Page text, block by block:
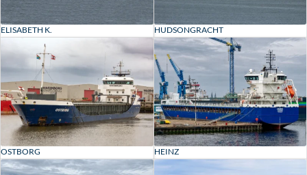
ELISABETH K. HUDSONGRACHT
OSTBORG HEINZ